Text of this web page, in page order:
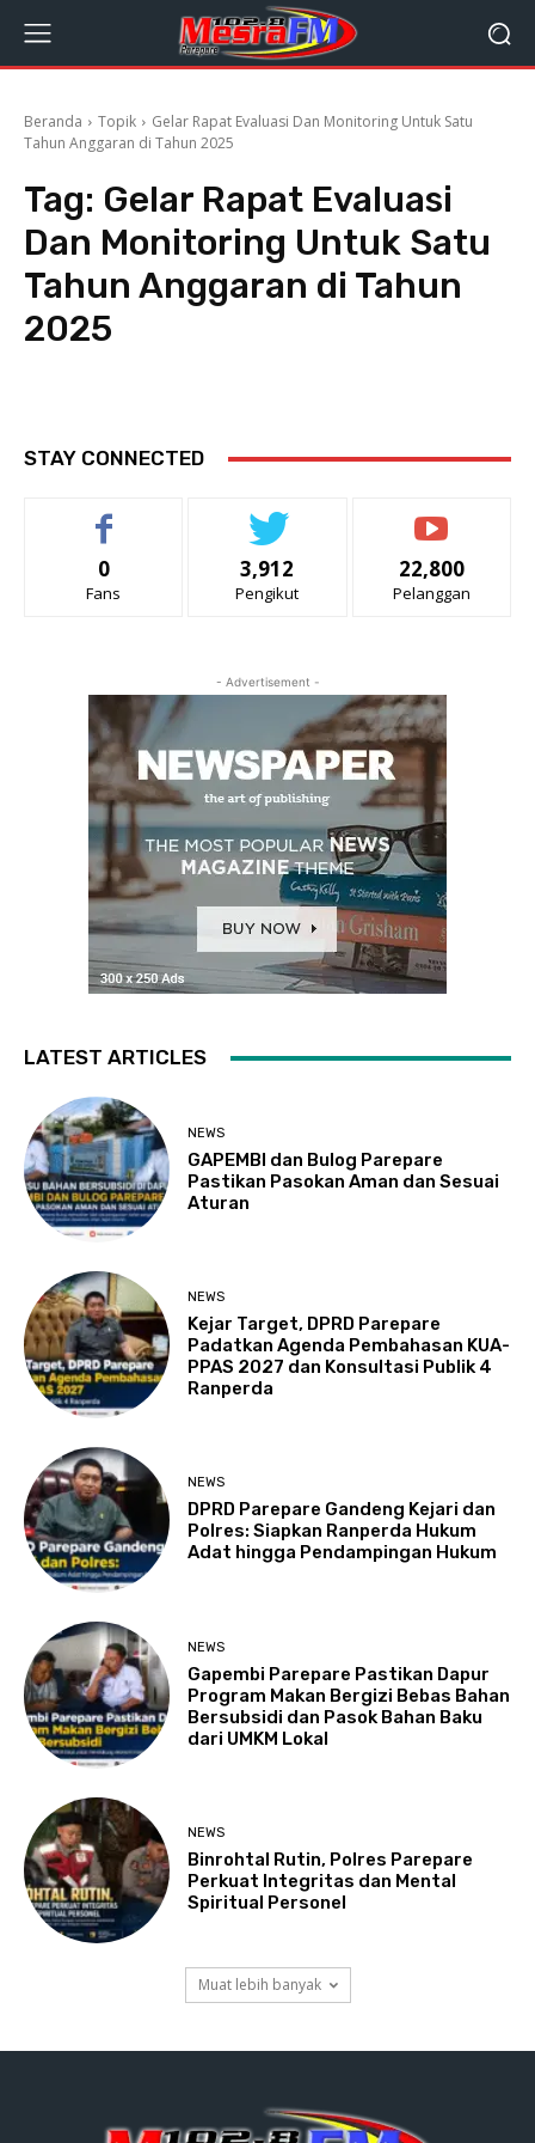
Beranda Topik
Gelar Rapat Evaluasi Dan Monitoring Untuk Satu
Tahun Anggaran di Tahun 2025
Tag: Gelar Rapat Evaluasi
Dan Monitoring Untuk Satu
Tahun Anggaran di Tahun
2025
STAY CONNECTED
0
Fans
3,912
Pengikut
22,800
Pelanggan
- Advertisement -
LATEST ARTICLES
NEWS
GAPEMBI dan Bulog Parepare
Pastikan Pasokan Aman dan Sesuai
Aturan
NEWS
Kejar Target, DPRD Parepare
Padatkan Agenda Pembahasan KUA-
PPAS 2027 dan Konsultasi Publik 4
Ranperda
NEWS
DPRD Parepare Gandeng Kejari dan
Polres: Siapkan Ranperda Hukum
Adat hingga Pendampingan Hukum
NEWS
Gapembi Parepare Pastikan Dapur
Program Makan Bergizi Bebas Bahan
Bersubsidi dan Pasok Bahan Baku
dari UMKM Lokal
NEWS
Binrohtal Rutin, Polres Parepare
Perkuat Integritas dan Mental
Spiritual Personel
Muat lebih banyak